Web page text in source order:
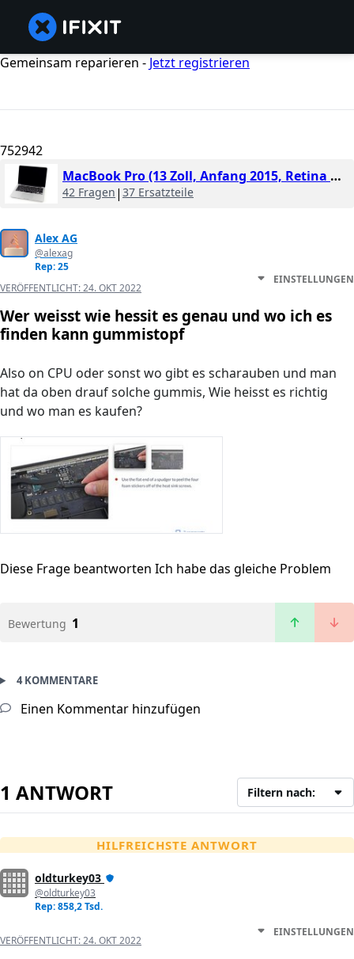
Gemeinsam reparieren - Jetzt registrieren
752942
MacBook Pro (13 Zoll, Anfang 2015, Retina Display)
42 Fragen | 37 Ersatzteile
Alex AG
@alexag
Rep: 25
VERÖFFENTLICHT:24. OKT 2022
EINSTELLUNGEN
Wer weisst wie hessit es genau und wo ich es
finden kann gummistopf
Also on CPU oder sonst wo gibt es scharauben und man
hat da oben drauf solche gummis, Wie heisst es richtig
und wo man es kaufen?
Diese Frage beantworten Ich habe das gleiche Problem
Bewertung 1
4 KOMMENTARE
Einen Kommentar hinzufügen
1 ANTWORT Filtern nach:
HILFREICHSTE ANTWORT
oldturkey03
@oldturkey03
Rep: 858,2 Tsd.
VERÖFFENTLICHT:24. OKT 2022
EINSTELLUNGEN